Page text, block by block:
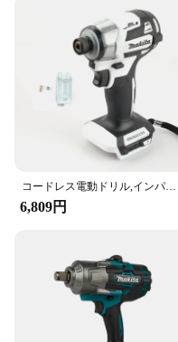
seamlessly
collection. The
make it a versatile
spaces, making it an
toolkit.
コードレス電動ドリル,インパクトドライバー,ブラシレスモーター,充電式工具,18V,白,Makita-DTD173
6,809円